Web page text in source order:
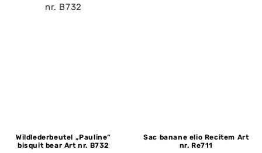
Wildlederbeutel „Pauline“
bisquit bear Art nr. B732
Sac banane elio Recitem Art
nr. Re711